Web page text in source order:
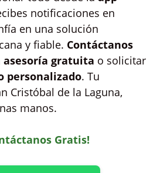
notificaciones en
en una solución
y fiable. Contáctanos
asesoría gratuita o solicitar
personalizado. Tu
Cristóbal de la Laguna,
manos.
Gratis!